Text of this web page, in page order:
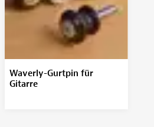
Waverly-Gurtpin für
Gitarre